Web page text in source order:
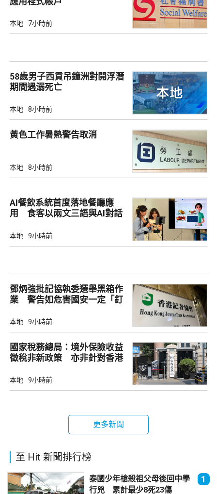
本地 7小時前
58歲男子西貢吊鐘洲對開浮潛
期間遇溺死亡
本地 8小時前
黃色工作暑熱警告取消
本地 8小時前
AI餐飲系統首度落地餐廳應
用 食客以兩文三語與AI對話
本地 9小時前
鄧炳強批記協執委選舉黑箱作
業 警告如危害國安一定「釘
本地 9小時前
國家稅務總局：境外保險收益
徵稅非新政策 亦非針對香港
本地 9小時前
更多新聞
至 Hit 新聞排行榜
泰國少年槍殺祖父母後回中學
行兇 累計最少8死23傷
1